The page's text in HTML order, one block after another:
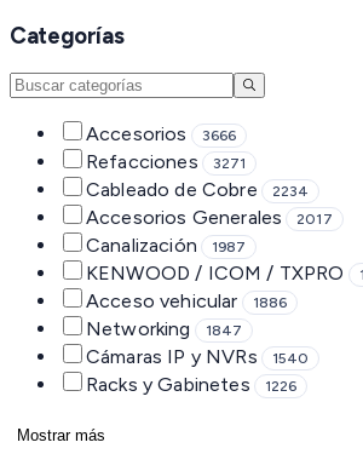
Categorías
Accesorios 3666
Refacciones 3271
Cableado de Cobre 2234
Accesorios Generales 2017
Canalización 1987
KENWOOD / ICOM / TXPRO
Acceso vehicular 1886
Networking 1847
Cámaras IP y NVRs 1540
Racks y Gabinetes 1226
Mostrar más